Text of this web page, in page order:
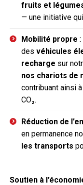
fruits et
— une initiative
Mobilité propre
des véhicules
recharge sur
nos chariots de
contribuant ainsi
CO₂.
Réduction de
en permanence
les transports
Soutien à